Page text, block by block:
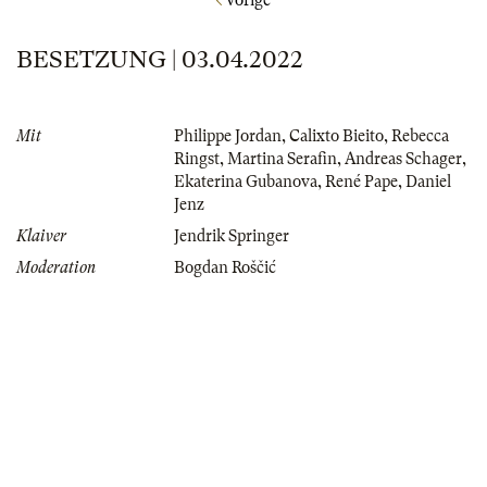
BESETZUNG | 03.04.2022
Mit Philippe Jordan, Calixto Bieito, Rebecca
Ringst, Martina Serafin, Andreas Schager,
Ekaterina Gubanova, René Pape, Daniel
Jenz
Klaiver
Jendrik Springer
Moderation
Bogdan Roščić